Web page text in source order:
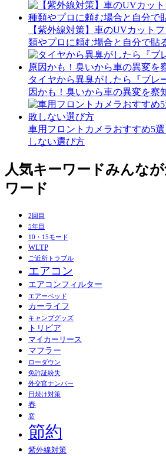
【紫外線対策】車のUVカット
類やプロに頼む場合と自分で貼
タイヤから異臭がしたら『ブレ
因かも！臭いから車の異変を察
車用フロントカメラおすすめ5
しない選び方
人気キーワードみんな
ワード
2回目
5年目
10・15モード
WLTP
ご近所トラブル
エアコン
エアコンフィルター
エアーベッド
カーライフ
キャンプグッズ
トリビア
マイカーリース
マフラー
ローダウン
免許証紛失
外交官ナンバー
日焼け対策
春
窓
節約
紫外線対策